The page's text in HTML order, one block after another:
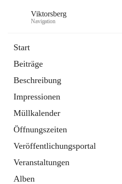
Viktorsberg
Navigation
Start
Beiträge
Beschreibung
Impressionen
Müllkalender
Öffnungszeiten
Veröffentlichungsportal
Veranstaltungen
Alben
1 Schnellzugriff
Bürgerservice
10 Schnellzugriffe